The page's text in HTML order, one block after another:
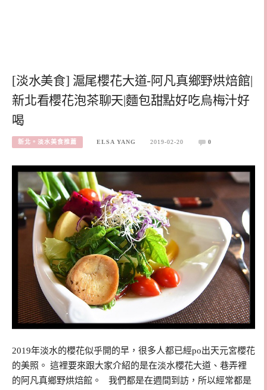
[淡水美食] 滬尾櫻花大道-阿凡真鄉野烘焙館|
新北看櫻花泡茶聊天|麵包甜點好吃烏梅汁好
喝
新北。淡水美食推薦 ELSA YANG 2019-02-20 0
2019年淡水的櫻花似乎開的早，很多人都已經po出天元宮櫻花
的美照。 這裡要來跟大家介紹的是在淡水櫻花大道、巷弄裡
的阿凡真鄉野烘焙館。 我們都是在週間到訪，所以經常都是